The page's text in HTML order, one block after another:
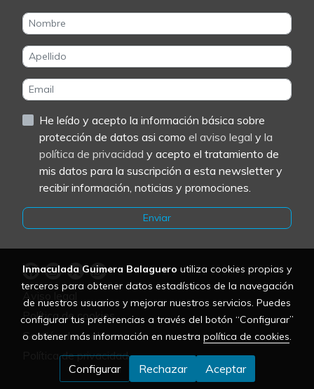
He leído y acepto la información básica sobre
protección de datos asi como el aviso legal y la
política de privacidad y acepto el tratamiento de
mis datos para la suscripción a esta newsletter y
recibir información, noticias y promociones.
Enviar
Aviso legal
Política de cookies
Gestión de cookies
Política de privacidad
Inmaculada Guimera Balaguero utiliza cookies propias y
terceros para obtener datos estadísticos de la navegación
de nuestros usuarios y mejorar nuestros servicios. Puedes
configurar tus preferencias a través del botón “Configurar”
o obtener más información en nuestra política de cookies.
Configurar Rechazar Aceptar